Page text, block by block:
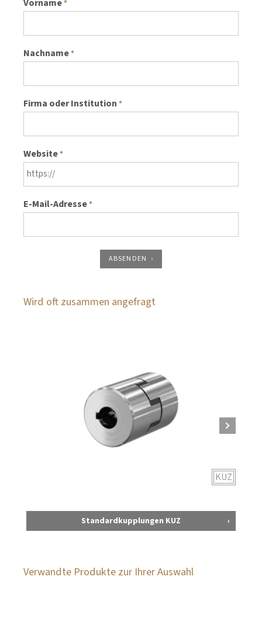
Vorname*
Nachname*
Firma oder Institution *
Website*
E-Mail-Adresse*
ABSENDEN
Wird oft zusammen angefragt
KUZ
Standardkupplungen KUZ
Verwandte Produkte zur Ihrer Auswahl